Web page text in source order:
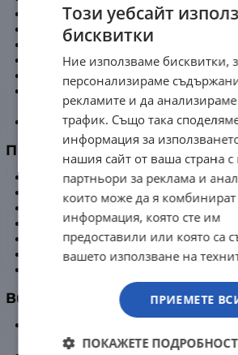
Цветови обхват:100% sRGB
Време на реакция:3 ms
Ниско ниво на синя светлина:
Без трептене:Да
Тъч дисплей:Не
Съотношение екран/корпус (без
високоговорители):88.81%
Допълнителна информация:
Процесор
Производител: AMD
Серия:Ryzen AI 9
AMD Ryzen AI 9 HX 375
Ядра/нишки:12 / 24
Честота:до 5.1 GHz
24 MB L3
Интегрирани
Видеокарта
Самостоятелна
Този уебсайт
бисквитки
Ние използваме бисквитки,
персонализираме
рекламите и да
трафик. Също така
информация за
нашия сайт от ваша страна
партньори за реклама и
които може да я комбинират
информация, която сте им
предоставили или която са
вашето използване на
ПРИЕМЕТЕ
ПОКАЖЕТЕ